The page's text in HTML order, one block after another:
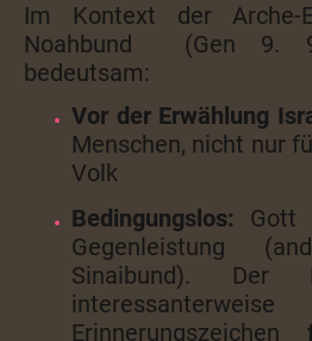
Im Kontext der Arche-
Noahbund (Gen 9.
bedeutsam:
Vor der Erwählung
Menschen, nicht nur
Volk
Bedingungslos: Gott
Gegenleistung
Sinaibund). Der
Erinnerungszeichen